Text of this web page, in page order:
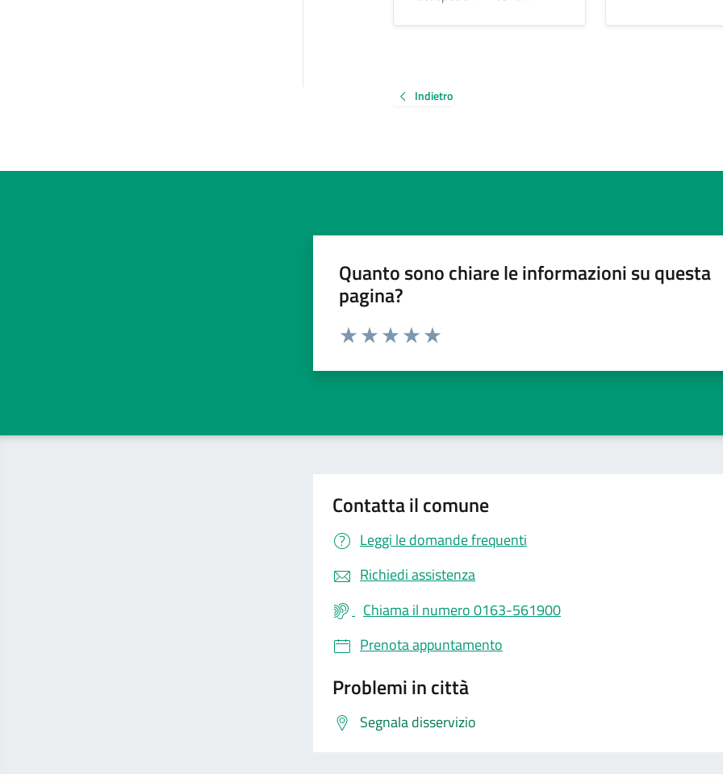
Indietro
Quanto sono chiare le informazioni su questa
pagina?
Valuta da 1 a 5 stelle la pagina
Contatta il comune
Leggi le domande frequenti
Richiedi assistenza
Chiama il numero 0163-561900
Prenota appuntamento
Problemi in città
Segnala disservizio